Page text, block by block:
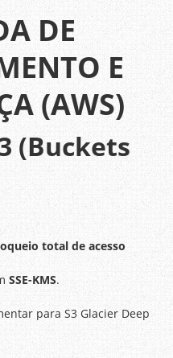
DE
E
(AWS)
(Buckets
total de acesso
SSE-KMS.
para S3 Glacier Deep